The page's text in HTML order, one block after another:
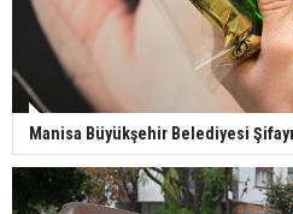
Manisa Büyükşehir Belediyesi